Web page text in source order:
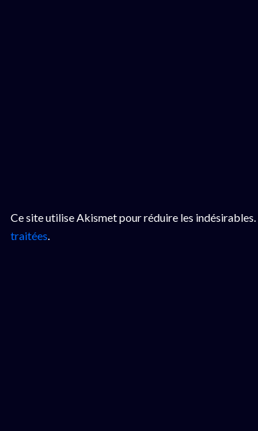
Ce site utilise Akismet pour réduire les indésirables.
traitées.